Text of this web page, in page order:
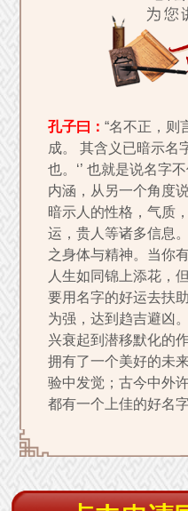
孔子曰：“名不正，则
成。 其含义已暗示名
也。‘’ 也就是说名字
内涵，从另一个角度
暗示人的性格，气质
运，贵人等诸多信息
之身体与精神。当你
人生如同锦上添花，
要用名字的好运去扶
为强，达到趋吉避凶
兴衰起到潜移默化的
拥有了一个美好的未
验中发觉；古今中外
都有一个上佳的好名